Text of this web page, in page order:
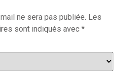
ne sera pas publiée. Les
sont indiqués avec *